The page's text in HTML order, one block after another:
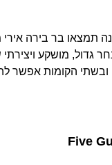
תמצאו בר בירה אירי
גדול, מושקע
הקומות אפשר
Five